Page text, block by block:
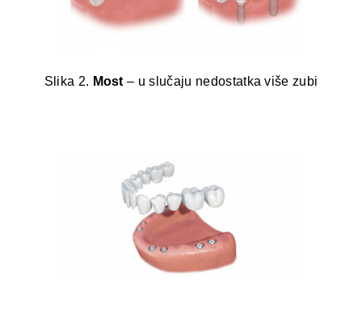
Slika 2. Most – u slučaju nedostatka više zubi